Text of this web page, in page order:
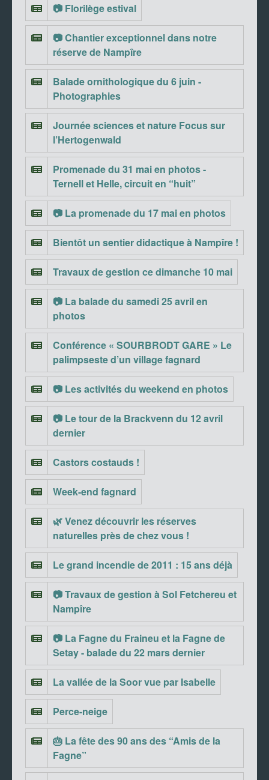
📷 Florilège estival
📷 Chantier exceptionnel dans notre
réserve de Nampîre
Balade ornithologique du 6 juin -
Photographies
Journée sciences et nature Focus sur
l’Hertogenwald
Promenade du 31 mai en photos -
Ternell et Helle, circuit en “huit”
📷 La promenade du 17 mai en photos
Bientôt un sentier didactique à Nampîre !
Travaux de gestion ce dimanche 10 mai
📷 La balade du samedi 25 avril en
photos
Conférence « SOURBRODT GARE » Le
palimpseste d’un village fagnard
📷 Les activités du weekend en photos
📷 Le tour de la Brackvenn du 12 avril
dernier
Castors costauds !
Week-end fagnard
🌿 Venez découvrir les réserves
naturelles près de chez vous !
Le grand incendie de 2011 : 15 ans déjà
📷 Travaux de gestion à Sol Fetchereu et
Nampîre
📷 La Fagne du Fraineu et la Fagne de
Setay - balade du 22 mars dernier
La vallée de la Soor vue par Isabelle
Perce-neige
🎂 La fête des 90 ans des “Amis de la
Fagne”